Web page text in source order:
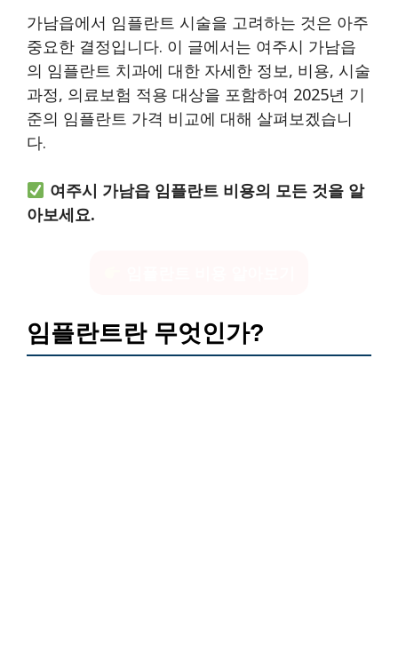
가남읍에서 임플란트 시술을 고려하는 것은 아주
중요한 결정입니다. 이 글에서는 여주시 가남읍
의 임플란트 치과에 대한 자세한 정보, 비용, 시술
과정, 의료보험 적용 대상을 포함하여 2025년 기
준의 임플란트 가격 비교에 대해 살펴보겠습니
다.
여주시 가남읍 임플란트 비용의 모든 것을 알
아보세요.
임플란트란 무엇인가?